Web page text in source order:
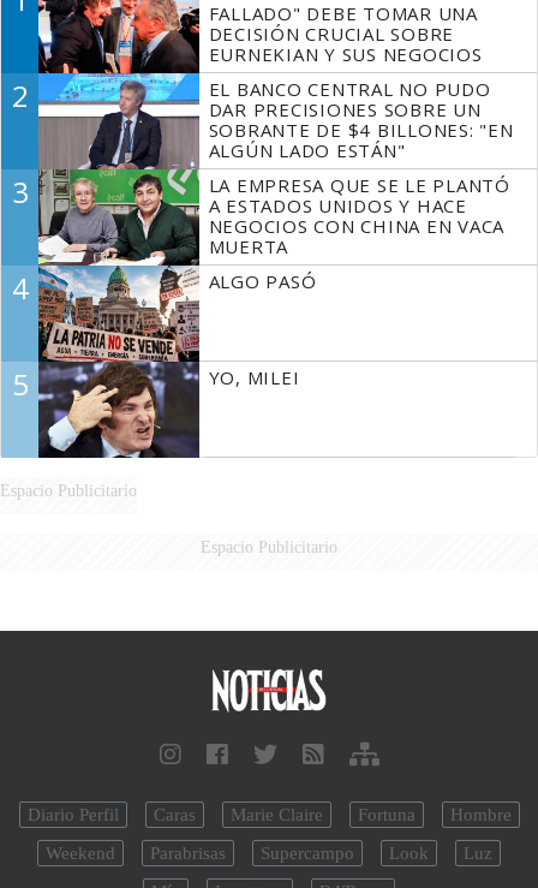
FALLADO" DEBE TOMAR UNA
DECISIÓN CRUCIAL SOBRE
EURNEKIAN Y SUS NEGOCIOS
2
EL BANCO CENTRAL NO PUDO
DAR PRECISIONES SOBRE UN
SOBRANTE DE $4 BILLONES: "EN
ALGÚN LADO ESTÁN"
3
LA EMPRESA QUE SE LE PLANTÓ
A ESTADOS UNIDOS Y HACE
NEGOCIOS CON CHINA EN VACA
MUERTA
4 ALGO PASÓ
5 YO, MILEI
Espacio Publicitario
Espacio Publicitario
Diario Perfil Caras Marie Claire Fortuna
Hombre
Weekend
Parabrisas Supercampo Look
Luz